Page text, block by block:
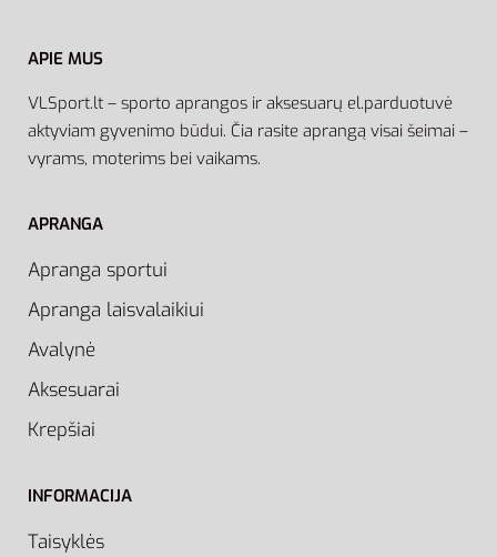
APIE MUS
VLSport.lt – sporto aprangos ir aksesuarų el.parduotuvė
aktyviam gyvenimo būdui. Čia rasite aprangą visai šeimai –
vyrams, moterims bei vaikams.
APRANGA
Apranga sportui
Apranga laisvalaikiui
Avalynė
Aksesuarai
Krepšiai
INFORMACIJA
Taisyklės